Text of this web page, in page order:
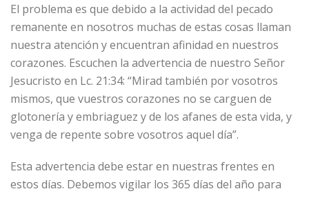
El problema es que debido a la actividad del pecado
remanente en nosotros muchas de estas cosas llaman
nuestra atención y encuentran afinidad en nuestros
corazones. Escuchen la advertencia de nuestro Señor
Jesucristo en Lc. 21:34: “Mirad también por vosotros
mismos, que vuestros corazones no se carguen de
glotonería y embriaguez y de los afanes de esta vida, y
venga de repente sobre vosotros aquel día”.
Esta advertencia debe estar en nuestras frentes en
estos días. Debemos vigilar los 365 días del año para